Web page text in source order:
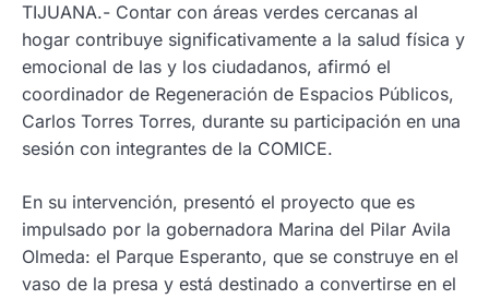
TIJUANA.- Contar con áreas verdes cercanas al
hogar contribuye significativamente a la salud física y
emocional de las y los ciudadanos, afirmó el
coordinador de Regeneración de Espacios Públicos,
Carlos Torres Torres, durante su participación en una
sesión con integrantes de la COMICE.
En su intervención, presentó el proyecto que es
impulsado por la gobernadora Marina del Pilar Avila
Olmeda: el Parque Esperanto, que se construye en el
vaso de la presa y está destinado a convertirse en el